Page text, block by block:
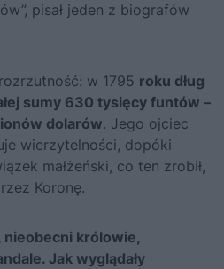
pisał jeden z biografów
w 1795 roku dług
sumy 630 tysięcy funtów –
dolarów. Jego ojciec
wierzytelności, dopóki
małżeński, co ten zrobił,
Koronę.
nieobecni królowie,
Jak wyglądały